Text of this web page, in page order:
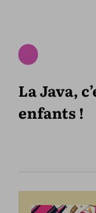
La Java,
enfants !